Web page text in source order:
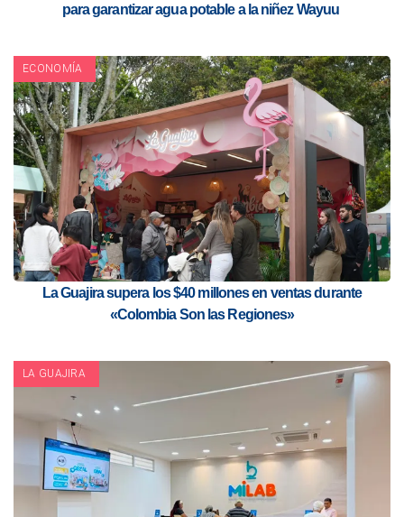
para garantizar agua potable a la niñez Wayuu
ECONOMÍA
La Guajira supera los $40 millones en ventas durante
«Colombia Son las Regiones»
LA GUAJIRA